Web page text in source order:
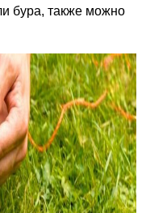
бура, также можно